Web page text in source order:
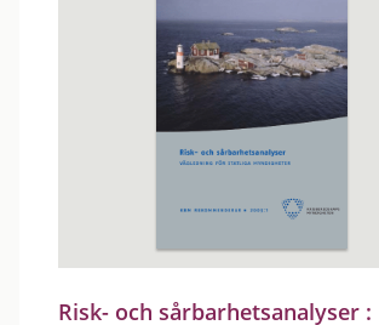
Risk- och sårbarhetsanalyser :